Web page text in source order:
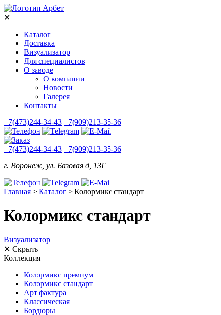
✕
Каталог
Доставка
Визуализатор
Для специалистов
О заводе
О компании
Новости
Галерея
Контакты
+7(473)244-34-43 +7(909)213-35-36
+7(473)244-34-43 +7(909)213-35-36
г. Воронеж, ул. Базовая д, 13Г
Главная > Каталог > Колормикс стандарт
Колормикс стандарт
Визуализатор
✕ Скрыть
Коллекция
Колормикс премиум
Колормикс стандарт
Арт фактура
Классическая
Бордюры